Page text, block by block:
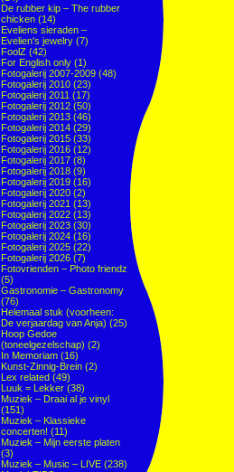
De rubber kip – The rubber
chicken (14)
Eveliens sieraden –
Evelien's jewelry (7)
FoolZ (42)
For English only (1)
Fotogalerij 2007-2009 (48)
Fotogalerij 2010 (23)
Fotogalerij 2011 (17)
Fotogalerij 2012 (50)
Fotogalerij 2013 (46)
Fotogalerij 2014 (29)
Fotogalerij 2015 (33)
Fotogalerij 2016 (12)
Fotogalerij 2017 (8)
Fotogalerij 2018 (9)
Fotogalerij 2019 (16)
Fotogalerij 2020 (2)
Fotogalerij 2021 (13)
Fotogalerij 2022 (13)
Fotogalerij 2023 (30)
Fotogalerij 2024 (16)
Fotogalerij 2025 (22)
Fotogalerij 2026 (7)
Fotovrienden – Photo friendz
(5)
Gastronomie – Gastronomy
(76)
Helemaal stuk (voorheen:
De verjaardag van Anja) (25)
Hoop Gedoe
(toneelgezelschap) (2)
In Memoriam (16)
Kunst-Zinnig-Brein (2)
Lex related (49)
Luuk = Lekker (38)
Muziek – Draai al je vinyl
(151)
Muziek – Klassieke
concerten! (11)
Muziek – Mijn eerste platen
(3)
Muziek – Music – LIVE (238)